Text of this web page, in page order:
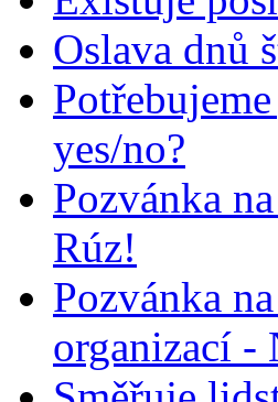
Oslava dnů
yes/no?
Pozvánka
Rúz!
Pozvánka
organizací -